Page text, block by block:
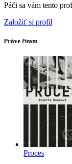
Páči sa vám tento
Založiť si profil
Práve čítam
Proces